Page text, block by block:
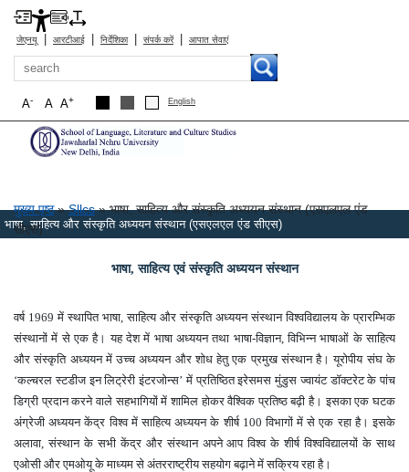
जेएनयू | आरटीआई | निर्देशिका | संपर्क करें | आपात सेवाएं
खोज
A+
A
A- English
भाषा, साहित्‍य और संस्‍कृति अध्‍ययन संस्‍थान (एसएलएल एंड सीएस)
पग चिन्ह
मुख्य पृष्ठ Sllcs
भाषा, साहित्‍य और संस्‍कृति अध्‍ययन संस्‍थान (एसएलएल एंड
सीएस)
भाषा,साहित्य एवं संस्कृति अध्ययन संस्थान
वर्ष 1969 में स्थापित भाषा ,साहित्य और संस्कृति अध्ययन संस्थान विश्वविद्यालय के प्रारम्भिक
संस्थानों में से एक है। यह देश में भाषा अध्ययन तथा भाषा-विज्ञान,विभिन्न भाषाओं के साहित्य
और संस्कृति अध्ययन में उच्च अध्ययन और शोध हेतु एक प्रमुख संस्थान है। यूरोपीय संघ के
‘कल्चरल स्टडीज इन लिट्रेरी इंटरजोन्स’ में प्रतिष्ठित इरेसमस मुंडुस ज्वायंट डॉक्टरेट के पांच
डिग्री प्रदान करने वाले सहभागियों में शामिल होकर वैश्विक प्रतिष्ठ बढ़ी है। इसका एक घटक
अंग्रेजी अध्ययन केंद्र विश्व में साहित्य अध्ययन के शीर्ष 100 विभागों में से एक रहा है। इसके
अलावा, संस्थान के सभी केंद्र और संस्थान अपने आप विश्व के शीर्ष विश्वविद्यालयों के साथ
एओसी और एमओयू के माध्यम से अंतरराष्ट्रीय सहयोग बढ़ाने में सक्रिय रहा है।